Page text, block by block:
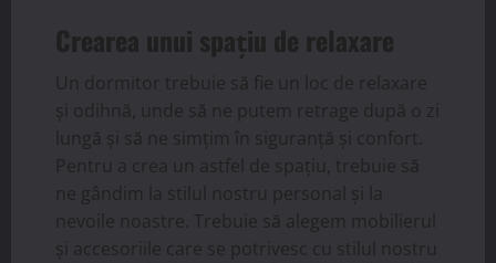
Crearea unui spațiu de relaxare
Un dormitor trebuie să fie un loc de relaxare
și odihnă, unde să ne putem retrage după o zi
lungă și să ne simțim în siguranță și confort.
Pentru a crea un astfel de spațiu, trebuie să
ne gândim la stilul nostru personal și la
nevoile noastre. Trebuie să alegem mobilierul
și accesoriile care se potrivesc cu stilul nostru